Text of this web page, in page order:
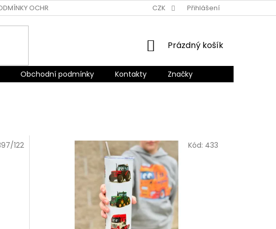
OCHRANY OSOBNÍCH ÚDAJŮ CZK Přihlášení
NÁKUPNÍ
Prázdný košík
Obchodní podmínky Kontakty Značky
122 Kód: 433